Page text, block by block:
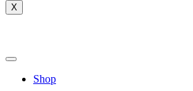
X
Shop